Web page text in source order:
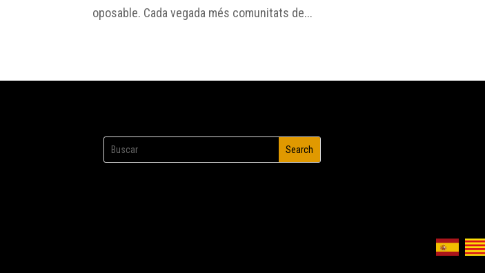
oposable. Cada vegada més comunitats de...